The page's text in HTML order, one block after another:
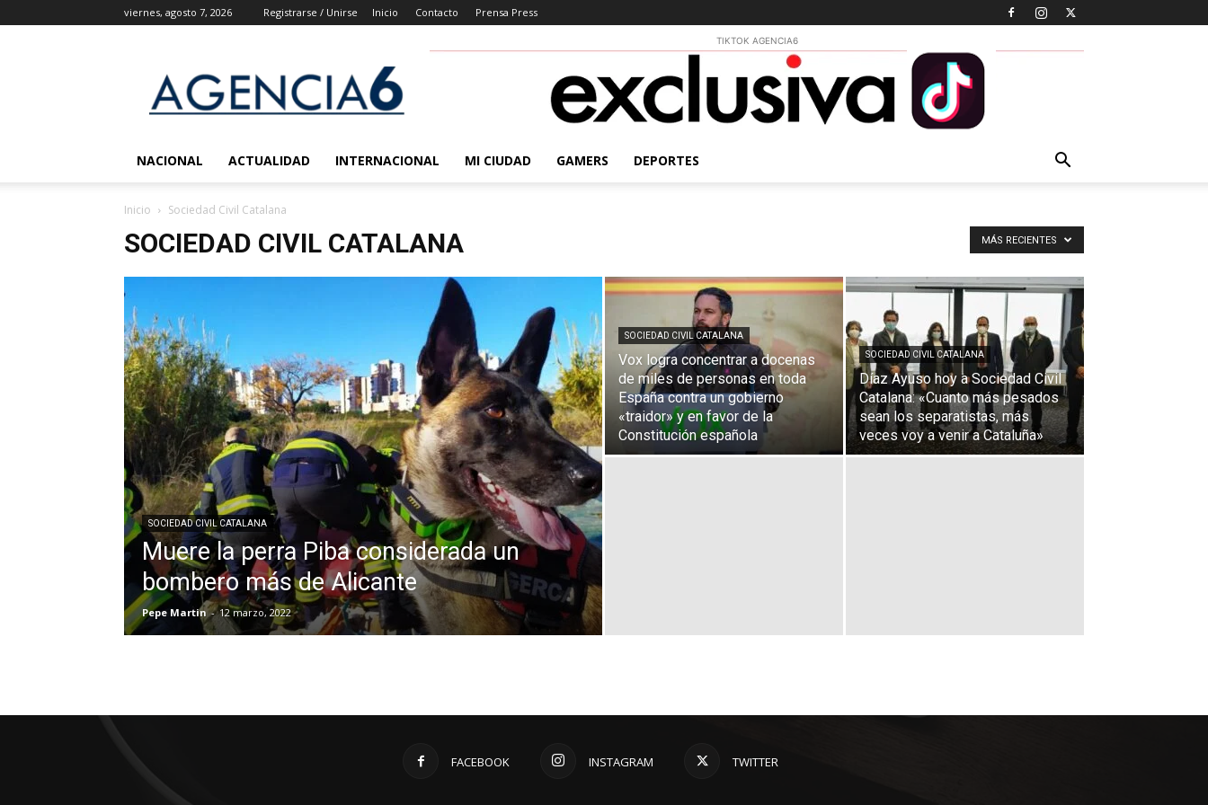
viernes, agosto 7, 2026 Registrarse / Unirse Inicio Contacto Prensa Press
6
Noticias
TIKTOK AGENCIA6
NACIONAL ACTUALIDAD INTERNACIONAL MI CIUDAD GAMERS DEPORTES
Inicio Sociedad Civil Catalana
SOCIEDAD CIVIL CATALANA MÁS RECIENTES
SOCIEDAD CIVIL CATALANA
Muere la perra Piba considerada un
bombero más de Alicante
Pepe Martin - 12 marzo, 2022
SOCIEDAD CIVIL CATALANA
Vox logra concentrar a docenas
de miles de personas en toda
España contra un gobierno
«traidor» y en favor de la
Constitución española
SOCIEDAD CIVIL CATALANA
Díaz Ayuso hoy a Sociedad Civil
Catalana: «Cuanto más pesados
sean los separatistas, más
veces voy a venir a Cataluña»
FACEBOOK INSTAGRAM TWITTER